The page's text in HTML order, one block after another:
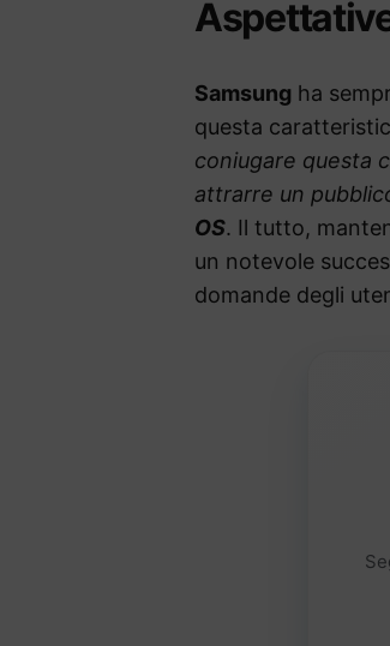
Samsung ha
questa
coniugare questa
attrarre un
OS. Il tutto,
un notevole
domande degli